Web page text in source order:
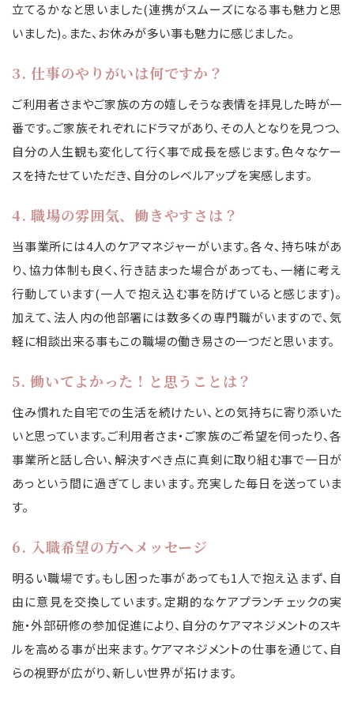
立てるかなと思いました(連携がスムーズになる事も魅力と思
いました)。また、お休みが多い事も魅力に感じました。
3. 仕事のやりがいは何ですか？
ご利用者さまやご家族の方の嬉しそうな表情を拝見した時が一
番です。ご家族それぞれにドラマがあり、その人となりを見つつ、
自分の人生観も変化して行く事で成長を感じます。色々なケー
スを持たせていただき、自分のレベルアップを実感します。
4. 職場の雰囲気、働きやすさは？
当事業所には4人のケアマネジャーがいます。各々、持ち味があ
り、協力体制も良く、行き詰まった場合があっても、一緒に考え
行動しています(一人で抱え込む事を防げていると感じます)。
加えて、法人内の他部署には数多くの専門職がいますので、気
軽に相談出来る事もこの職場の働き易さの一つだと思います。
5. 働いてよかった！と思うことは？
住み慣れた自宅での生活を続けたい、との気持ちに寄り添いた
いと思っています。ご利用者さま・ご家族のご希望を伺ったり、各
事業所と話し合い、解決すべき点に真剣に取り組む事で一日が
あっという間に過ぎてしまいます。充実した毎日を送っていま
す。
6. 入職希望の方へメッセージ
明るい職場です。もし困った事があっても1人で抱え込まず、自
由に意見を交換しています。定期的なケアプランチェックの実
施・外部研修の参加促進により、自分のケアマネジメントのスキ
ルを高める事が出来ます。ケアマネジメントの仕事を通じて、自
らの視野が広がり、新しい世界が拓けます。